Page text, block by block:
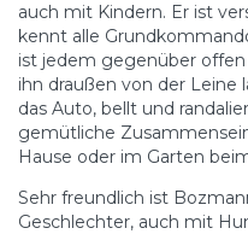
auch mit Kindern. Er ist
kennt alle
ist jedem gegenüber
ihn draußen von der Leine
das Auto, bellt und
gemütliche
Hause oder im Garten
Sehr freundlich ist
Geschlechter, auch mit